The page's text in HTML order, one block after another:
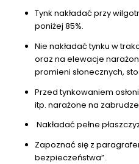
Tynk nakładać przy
poniżej 85%.
Nie nakładać tynku w
oraz na elewacje
promieni słonecznych,
Przed tynkowaniem
itp. narażone na
Nakładać pełne
Zapoznać się z
bezpieczeństwa”.